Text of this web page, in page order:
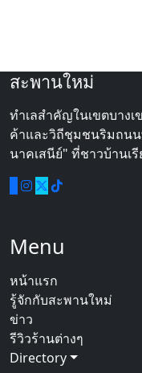
สะพานใหม่
ทำเลสำคัญในเขตบาง
ค้าและวิถีชุมชนริมถน
นาคเสนีย์" ที่ชาวบ้านเ
Menu
หน้าแรก
รู้จักกับสะพานใหม่
ข่าว
รีวิวร้านต่างๆ
Directory